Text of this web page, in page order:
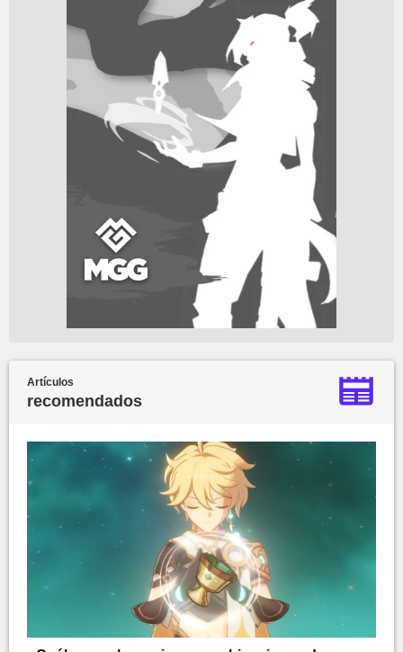
Artículos
recomendados